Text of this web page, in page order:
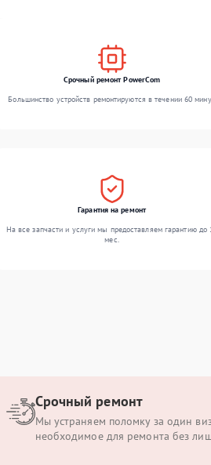
Срочный ремонт PowerCom
Большинство устройств ремонтируются в течении 60
Гарантия на ремонт
На все запчасти и услуги мы предоставляем гарантию до
мес.
Срочный ремонт
Мы устраняем поломку за один
необходимое для ремонта без